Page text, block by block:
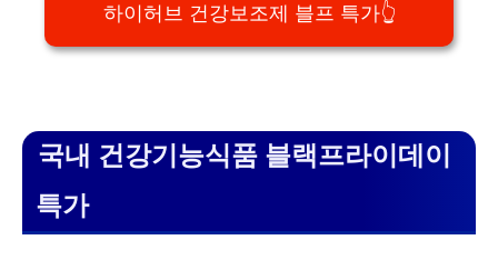
하이허브 건강보조제 블프 특가👆
국내 건강기능식품 블랙프라이데이
특가